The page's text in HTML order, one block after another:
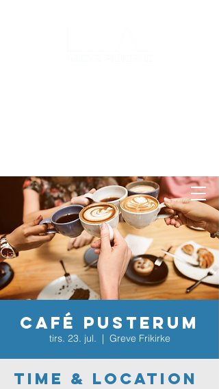
Log ind
Café Pusterum
tirs. 23. jul.
  |
Greve Frikirke
Time & Location